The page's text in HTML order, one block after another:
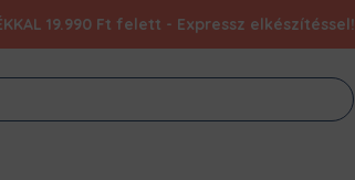
19.990 Ft felett - Expressz elkészítéssel!